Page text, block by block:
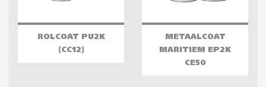
ROLCOAT PU2K
(CC12)
METAALCOAT
MARITIEM EP2K
CE50